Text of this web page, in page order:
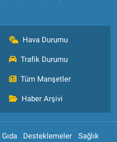
Hava Durumu
Trafik Durumu
Tüm Manşetler
Haber Arşivi
Gıda Desteklemeler
Sağlık